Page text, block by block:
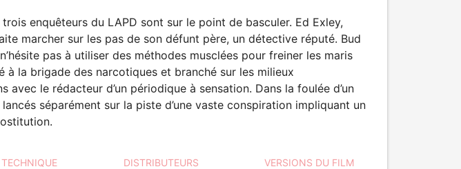
enquêteurs du LAPD sont sur le point de basculer. Ed Exley,
marcher sur les pas de son défunt père, un détective réputé. Bud
pas à utiliser des méthodes musclées pour freiner les maris
à la brigade des narcotiques et branché sur les milieux
le rédacteur d’un périodique à sensation. Dans la foulée d’un
séparément sur la piste d’une vaste conspiration impliquant un
DISTRIBUTEURS VERSIONS DU FILM